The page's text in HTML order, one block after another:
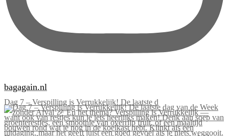
bagagain.nl
Dag 7 – Verspilling is Verrukkelijk! De laatste d